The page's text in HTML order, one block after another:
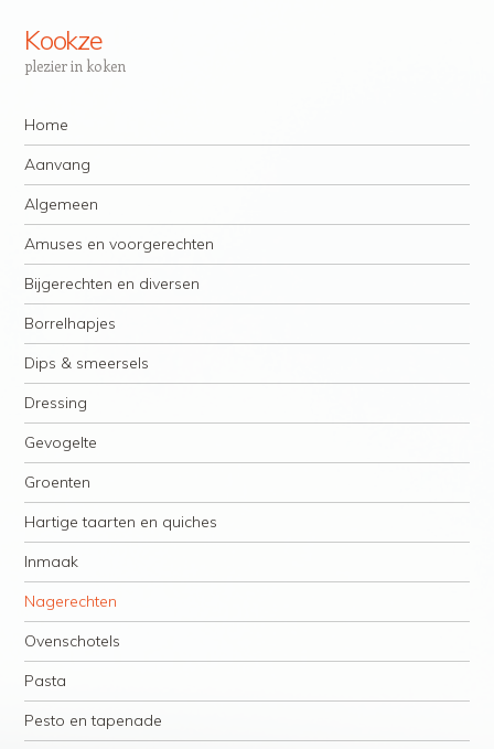
Kookze
plezier in koken
Navigatie
Spring naar inhoud
Home
Aanvang
Algemeen
Amuses en voorgerechten
Bijgerechten en diversen
Borrelhapjes
Dips & smeersels
Dressing
Gevogelte
Groenten
Hartige taarten en quiches
Inmaak
Nagerechten
Ovenschotels
Pasta
Pesto en tapenade